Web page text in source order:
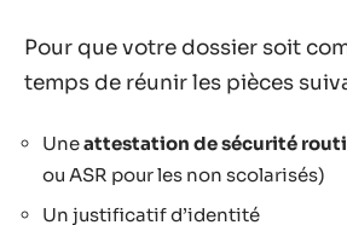
Pour que votre dossier soit
temps de réunir les pièces
Uneattestation de sécurité
ou ASR pour les non scolarisés)
Un justificatif d’identité